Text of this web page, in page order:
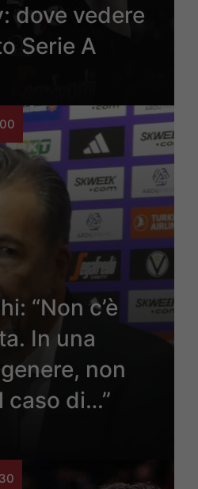
dove vedere
Serie A
“Non c’è
In una
non
caso di…”